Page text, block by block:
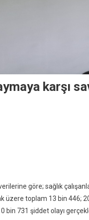
karşı
verilerine göre; sağlık
toplam 13 bin 446;
731 şiddet olayı